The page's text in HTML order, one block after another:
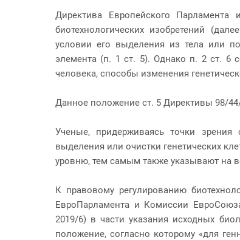
Директива Европейского
биотехнологических изобретений
условии его выделения из тела или
элемента (п. 1 ст. 5). Однако п. 2 ст. 6
человека, способы изменения
Данное положение ст. 5 Директивы 98/
Ученые, придерживаясь точки
выделения или очистки генетических
уровню, тем самым также указывают на
К правовому регулированию
ЕвроПарламента и Комиссии
2019/6) в части указания исходных
положение, согласно которому «для